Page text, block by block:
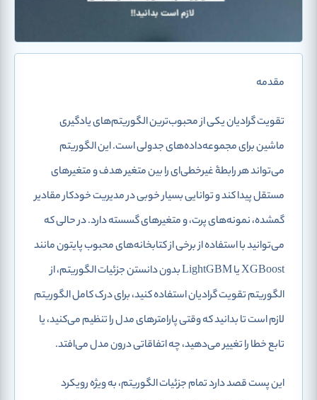
مقدمه
تقویت گرادیان یکی از محبوب‌ترین الگوریتم‌های یادگیری
ماشین برای مجموعه‌داده‌های جدولی است. این الگوریتم
می‌تواند هر رابطۀ غیرخطی‌ای را بین متغیر هدف و متغیرهای
مستقل پیدا کند و توانایی بسیار خوبی در مدیریت خودکار مقادیر
گمشده، نمونه‌های پرت، و متغیرهای گسسته دارد. در حالی که
می‌توانید با استفاده از برخی از کتابخانه‌های محبوب پایتون مانند
XGBoost یا LightGBM بدون دانستن جزئیات الگوریتم، از
الگوریتم تقویت‌ گرادیان استفاده کنید، برای درک کامل الگوریتم
لازم است تا بدانید که وقتی پارامترهای مدل را تنظیم می‌کنید، یا
تابع خطا را تغییر می‌دهید، چه اتفاقاتی درون مدل می‌افتد.
این پست قصد دارد تمام جزئیات الگوریتم، به ویژه رویکرد